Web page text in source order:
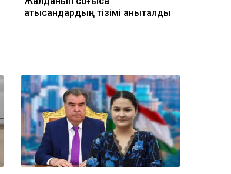
қатысқандардың тізімі анықталды